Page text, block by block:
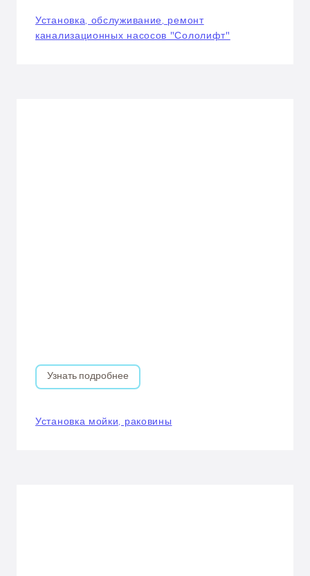
Установка, обслуживание, ремонт
канализационных насосов "Сололифт"
Узнать подробнее
Установка мойки, раковины